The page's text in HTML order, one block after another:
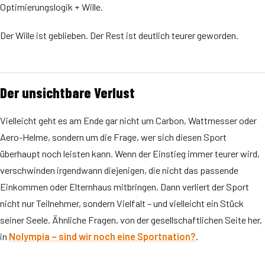
Optimierungslogik + Wille.
Der Wille ist geblieben. Der Rest ist deutlich teurer geworden.
Der unsichtbare Verlust
Vielleicht geht es am Ende gar nicht um Carbon, Wattmesser oder
Aero-Helme, sondern um die Frage, wer sich diesen Sport
überhaupt noch leisten kann. Wenn der Einstieg immer teurer wird,
verschwinden irgendwann diejenigen, die nicht das passende
Einkommen oder Elternhaus mitbringen. Dann verliert der Sport
nicht nur Teilnehmer, sondern Vielfalt – und vielleicht ein Stück
seiner Seele. Ähnliche Fragen, von der gesellschaftlichen Seite her,
in Nolympia – sind wir noch eine Sportnation?.